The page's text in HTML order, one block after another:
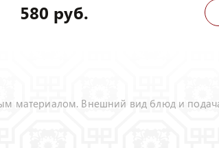
580 руб.
материалом. Внешний вид блюд и